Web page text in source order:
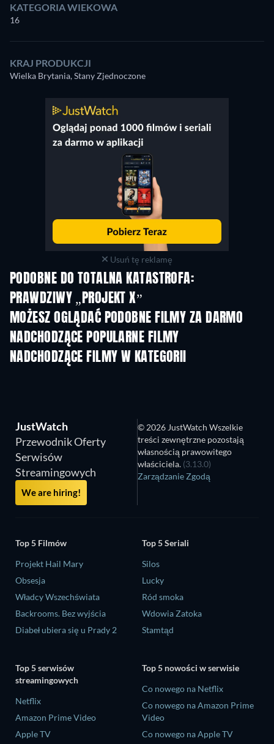
KATEGORIA WIEKOWA
16
KRAJ PRODUKCJI
Wielka Brytania, Stany Zjednoczone
Usuń tę reklamę
PODOBNE DO TOTALNA KATASTROFA:
PRAWDZIWY „PROJEKT X”
MOŻESZ OGLĄDAĆ PODOBNE FILMY ZA DARMO
NADCHODZĄCE POPULARNE FILMY
NADCHODZĄCE FILMY W KATEGORII
JustWatch
Przewodnik Oferty
Serwisów
Streamingowych
We are hiring!
© 2026 JustWatch Wszelkie
treści zewnętrzne pozostają
własnością prawowitego
właściciela. (3.13.0)
Zarządzanie Zgodą
Top 5 Filmów
Projekt Hail Mary
Obsesja
Władcy Wszechświata
Backrooms. Bez wyjścia
Diabeł ubiera się u Prady 2
Top 5 Seriali
Silos
Lucky
Ród smoka
Wdowia Zatoka
Stamtąd
Top 5 serwisów
streamingowych
Netflix
Amazon Prime Video
Apple TV
Top 5 nowości w serwisie
Co nowego na Netflix
Co nowego na Amazon Prime
Video
Co nowego na Apple TV